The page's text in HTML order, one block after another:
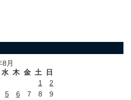
8月
水 木 金 土
日
1
2
5 6 7 8
9